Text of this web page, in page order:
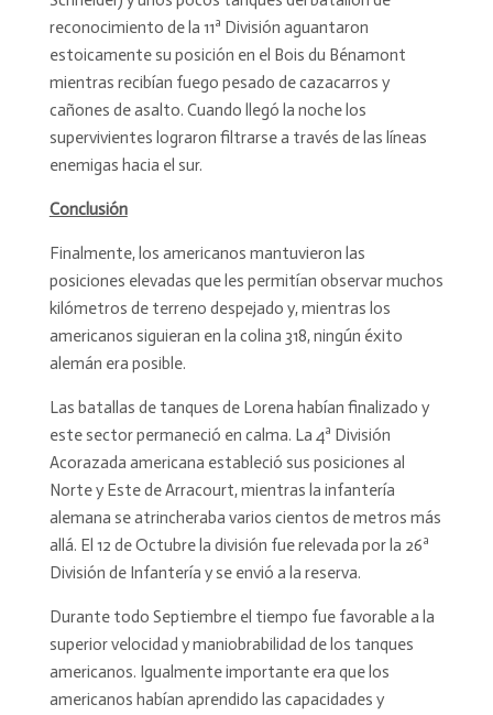
reconocimiento de la 11ª División aguantaron
estoicamente su posición en el Bois du Bénamont
mientras recibían fuego pesado de cazacarros y
cañones de asalto. Cuando llegó la noche los
supervivientes lograron filtrarse a través de las líneas
enemigas hacia el sur.
Conclusión
Finalmente, los americanos mantuvieron las
posiciones elevadas que les permitían observar muchos
kilómetros de terreno despejado y, mientras los
americanos siguieran en la colina 318, ningún éxito
alemán era posible.
Las batallas de tanques de Lorena habían finalizado y
este sector permaneció en calma. La 4ª División
Acorazada americana estableció sus posiciones al
Norte y Este de Arracourt, mientras la infantería
alemana se atrincheraba varios cientos de metros más
allá. El 12 de Octubre la división fue relevada por la 26ª
División de Infantería y se envió a la reserva.
Durante todo Septiembre el tiempo fue favorable a la
superior velocidad y maniobrabilidad de los tanques
americanos. Igualmente importante era que los
americanos habían aprendido las capacidades y